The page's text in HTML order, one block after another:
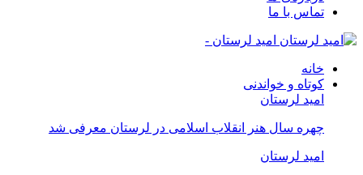
تماس با ما
امید لرستان -
خانه
کوتاه و خواندنی
امید لرستان
چهره سال هنر انقلاب اسلامی در لرستان معرفی شد
امید لرستان